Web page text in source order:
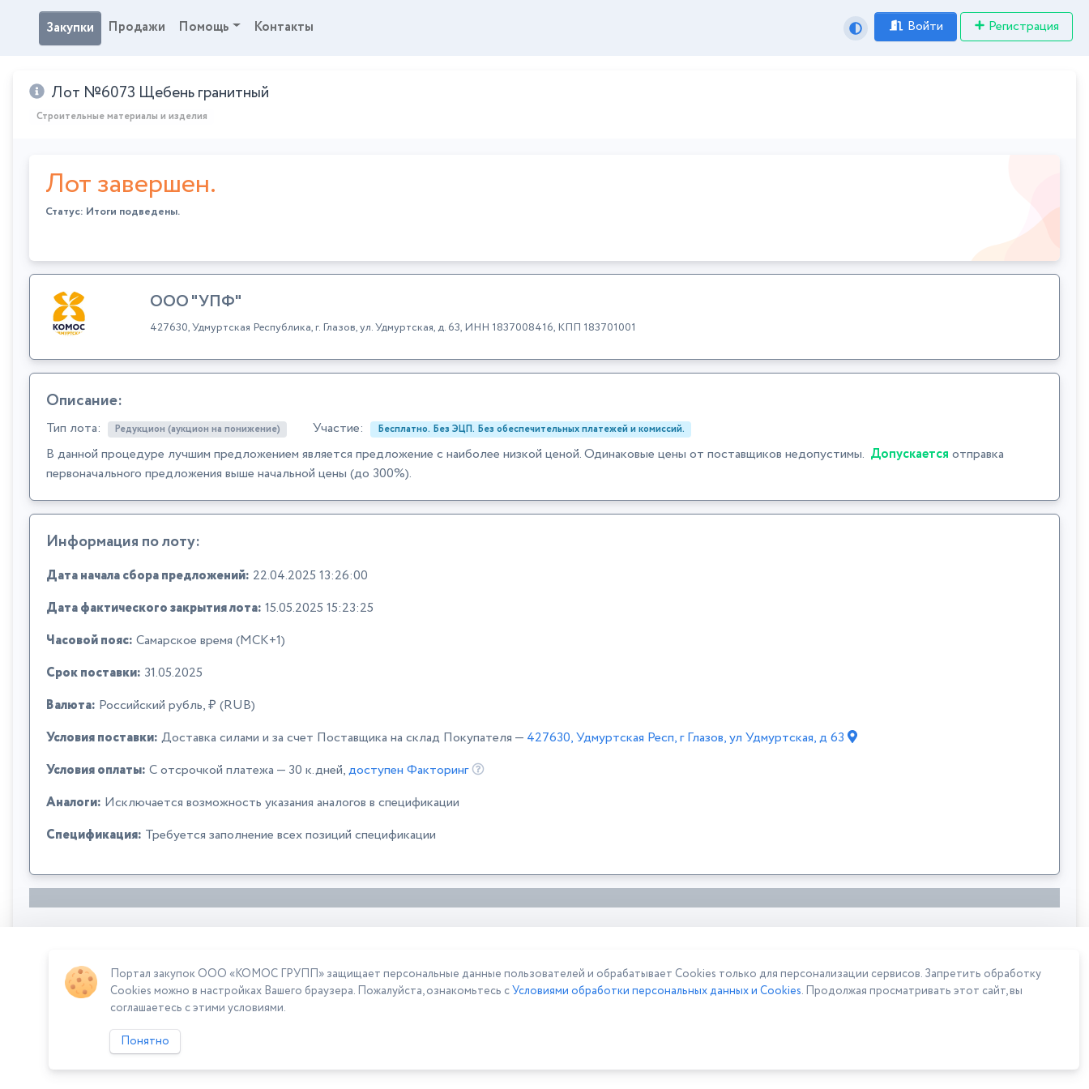
Закупки Продажи Помощь Контакты Войти Регистрация
Лот №6073 Щебень гранитный
Строительные материалы и изделия
Лот завершен.
Статус: Итоги подведены.
ООО "УПФ"
427630, Удмуртская Республика, г. Глазов, ул. Удмуртская, д. 63, ИНН 1837008416, КПП 183701001
Описание:
Тип лота: Редукцион (аукцион на понижение) Участие: Бесплатно. Без ЭЦП. Без обеспечительных платежей и комиссий.
В данной процедуре лучшим предложением является предложение с наиболее низкой ценой. Одинаковые цены от поставщиков недопустимы. Допускается отправка
первоначального предложения выше начальной цены (до 300%).
Информация по лоту:
Дата начала сбора предложений: 22.04.2025 13:26:00
Дата фактического закрытия лота: 15.05.2025 15:23:25
Часовой пояс: Самарское время (МСК+1)
Срок поставки: 31.05.2025
Валюта: Российский рубль, ₽ (RUB)
Условия поставки: Доставка силами и за счет Поставщика на склад Покупателя — 427630, Удмуртская Респ, г Глазов, ул Удмуртская, д 63
Условия оплаты: C отсрочкой платежа — 30 к.дней,доступен Факторинг
Аналоги: Исключается возможность указания аналогов в спецификации
Спецификация: Требуется заполнение всех позиций спецификации
Сумма лота: 211 667,00 ₽
Портал закупок ООО «КОМОС ГРУПП» защищает персональные данные пользователей и обрабатывает Cookies только для персонализации сервисов. Запретить обработку
Cookies можно в настройках Вашего браузера. Пожалуйста, ознакомьтесь сУсловиями обработки персональных данных и Cookies. Продолжая просматривать этот сайт, вы
соглашаетесь с этими условиями.
Понятно